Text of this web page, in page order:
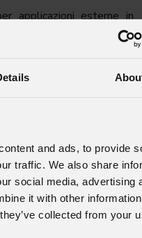
and ads, to provide
traffic. We also share
social media, advertising
it with other
collected from your
applicazioni esterne in
hanno permesso
"
tecniche, portando a
fieri. "
l'importanza storica
di Livorno, ma diventa